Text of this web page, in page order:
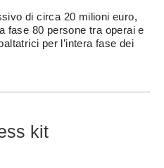
di circa 20 milioni euro,
fase 80 persone tra operai e
per l’intera fase dei
kit